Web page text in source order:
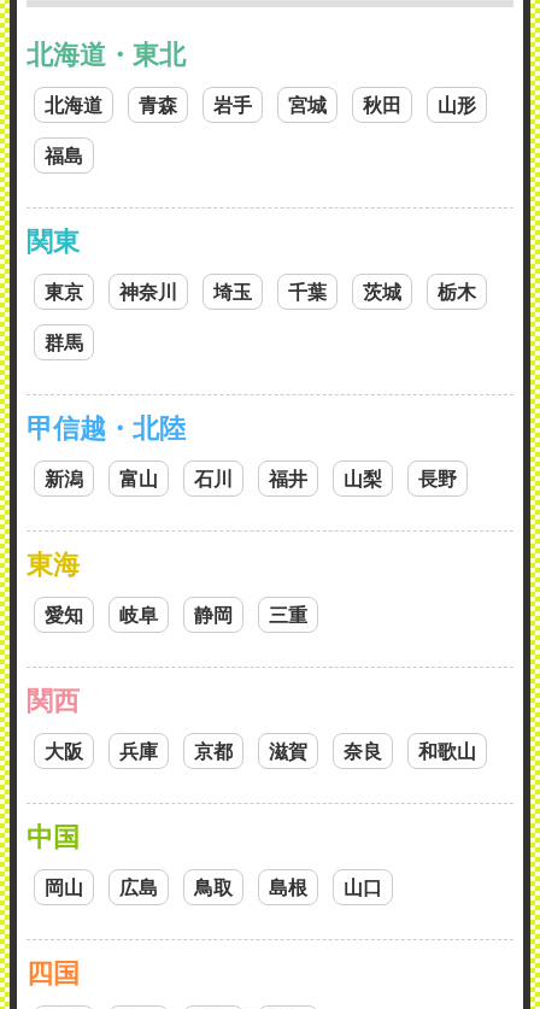
北海道・東北
北海道 青森 岩手 宮城 秋田 山形
福島
関東
東京 神奈川 埼玉 千葉 茨城 栃木
群馬
甲信越・北陸
新潟 富山 石川 福井 山梨 長野
東海
愛知 岐阜 静岡 三重
関西
大阪 兵庫 京都 滋賀 奈良 和歌山
中国
岡山 広島 鳥取 島根 山口
四国